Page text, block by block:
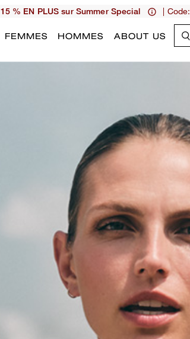
15 % EN PLUS sur Summer Special | Code:
FEMMES HOMMES ABOUT US